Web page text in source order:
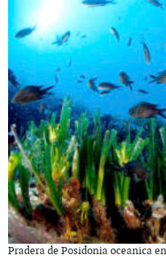
Pradera de Posidonia oceanica